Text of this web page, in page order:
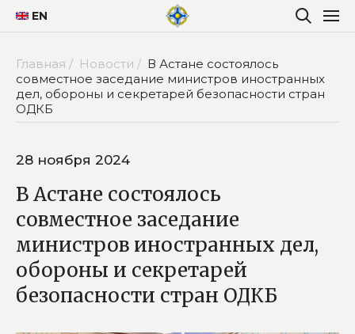
EN
Главная / Новости / В Астане состоялось
совместное заседание министров иностранных
дел, обороны и секретарей безопасности стран
ОДКБ
28 ноября 2024
В Астане состоялось
совместное заседание
министров иностранных дел,
обороны и секретарей
безопасности стран ОДКБ